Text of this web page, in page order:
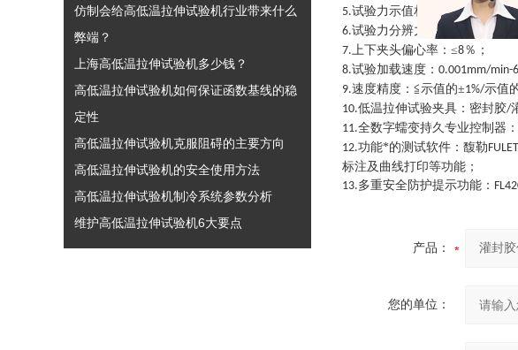
仿制会给高低温拉伸试验机行业带来什么
弊端？
上海高低温拉伸试验机多少钱？
高低温拉伸试验机如何保证函数基线的稳
定性
高低温拉伸试验机克服阻碍的主要方向
高低温拉伸试验机的安全使用方法
高低温拉伸试验机制冷系统参数分析
维护高低温拉伸试验机6大要点
5.试验力示值相对误差： ≦示值
6.试验力分辨力 ： 试验力的 1/
7.上下夹头偏心率 ： ≤8％ ；
8.试验加载速度 ： 0.001mm/min-
9.速度精度 ： ≦示值的±1%/示值
10.低温拉伸试验夹具 ： 密封胶/
11.全数字蠕变持久专业控制器 ：
12.功能*的测试软件 ： 馥勒
标注及曲线打印等功能 ；
13.多重安全防护提示功能 ：
产品：
您的单位：